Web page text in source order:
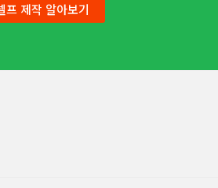
프 제작 알아보기